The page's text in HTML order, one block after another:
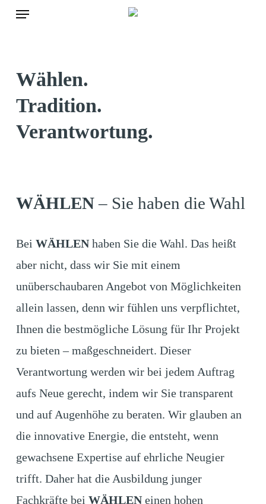
Skip
content
Menu
Wählen.
Tradition.
Verantwortung.
WÄHLEN– Sie haben die Wahl
Bei WÄHLENhaben Sie die Wahl. Das heißt
aber nicht, dass wir Sie mit einem
unüberschaubaren Angebot von Möglichkeiten
allein lassen, denn wir fühlen uns verpflichtet,
Ihnen die bestmögliche Lösung für Ihr Projekt
zu bieten – maßgeschneidert. Dieser
Verantwortung werden wir bei jedem Auftrag
aufs Neue gerecht, indem wir Sie transparent
und auf Augenhöhe zu beraten. Wir glauben an
die innovative Energie, die entsteht, wenn
gewachsene Expertise auf ehrliche Neugier
trifft. Daher hat die Ausbildung junger
Fachkräfte bei WÄHLENeinen hohen